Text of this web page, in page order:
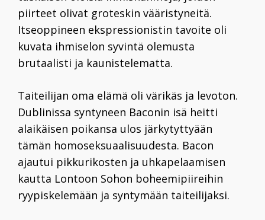
piirteet olivat groteskin vääristyneitä.
Itseoppineen ekspressionistin tavoite oli
kuvata ihmiselon syvintä olemusta
brutaalisti ja kaunistelematta.
Taiteilijan oma elämä oli värikäs ja levoton.
Dublinissa syntyneen Baconin isä heitti
alaikäisen poikansa ulos järkytyttyään
tämän homoseksuaalisuudesta. Bacon
ajautui pikkurikosten ja uhkapelaamisen
kautta Lontoon Sohon boheemipiireihin
ryypiskelemään ja syntymään taiteilijaksi.